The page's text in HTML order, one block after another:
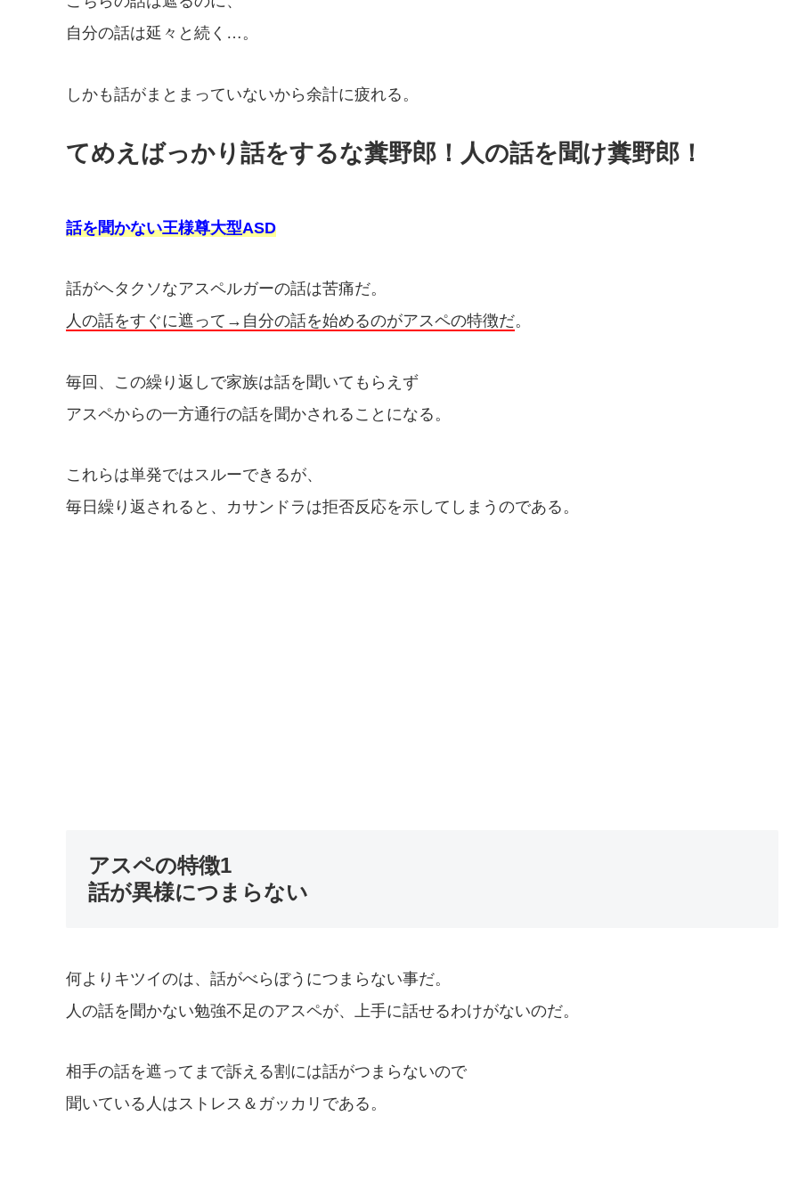
自分の話は延々と続く…。
しかも話がまとまっていないから余計に疲れる。
てめえばっかり話をするな糞野郎！人の話を聞け糞野郎！
話を聞かない王様尊大型ASD
話がヘタクソなアスペルガーの話は苦痛だ。
人の話をすぐに遮って→自分の話を始めるのがアスペの特徴だ。
毎回、この繰り返しで家族は話を聞いてもらえず
アスペからの一方通行の話を聞かされることになる。
これらは単発ではスルーできるが、
毎日繰り返されると、カサンドラは拒否反応を示してしまうのである。
アスペの特徴1
話が異様につまらない
何よりキツイのは、話がべらぼうにつまらない事だ。
人の話を聞かない勉強不足のアスペが、上手に話せるわけがないのだ。
相手の話を遮ってまで訴える割には話がつまらないので
聞いている人はストレス＆ガッカリである。